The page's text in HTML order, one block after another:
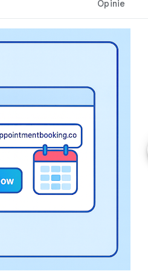
Opinie